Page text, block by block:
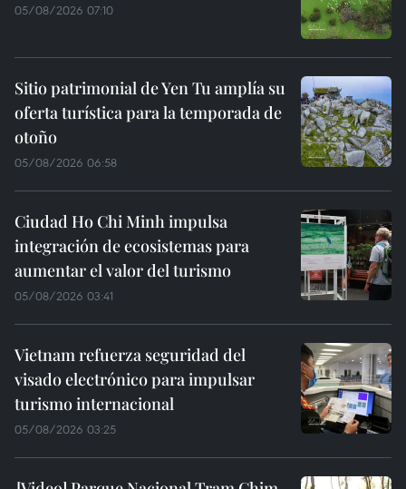
05/08/2026 07:10
Sitio patrimonial de Yen Tu amplía su
oferta turística para la temporada de
otoño
05/08/2026 06:58
Ciudad Ho Chi Minh impulsa
integración de ecosistemas para
aumentar el valor del turismo
05/08/2026 03:41
Vietnam refuerza seguridad del
visado electrónico para impulsar
turismo internacional
05/08/2026 03:25